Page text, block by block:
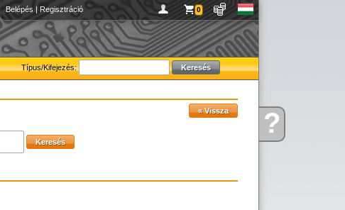
Kérdése?
Belépés | Regisztráció 0
Típus/Kifejezés: